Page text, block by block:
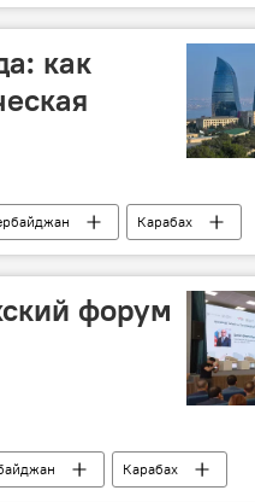
Зангезур
как
Карабах
Восстановление
форум
Карабах